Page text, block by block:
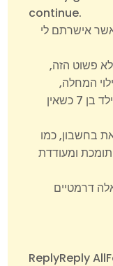
continue.
אישרתם לי
פשוט הזה,
המחלה,
עומדת להיכנס לניתוח ולעזוב בית עם ילד בן 7 כשאין
בחשבון, כמו
ומעודדת
דרמטיים
ReplyReply All